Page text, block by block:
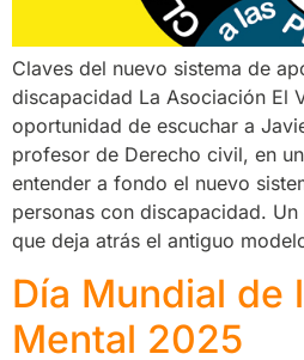
Claves del nuevo sistema de
discapacidad La Asociación El
oportunidad de escuchar a
profesor de Derecho civil, en
entender a fondo el nuevo
personas con discapacidad.
que deja atrás el antiguo
Día Mundial de
Mental 2025